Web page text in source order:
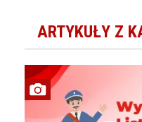
ARTYKUŁY Z